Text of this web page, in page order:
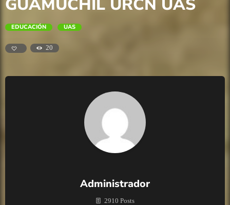
EDUCACIÓN UAS
20
Administrador
2910 Posts